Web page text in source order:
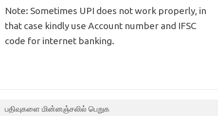
Note: Sometimes UPI does not work properly, in
that case kindly use Account number and IFSC
code for internet banking.
பதிவுகளை மின்னஞ்சலில் பெறுக